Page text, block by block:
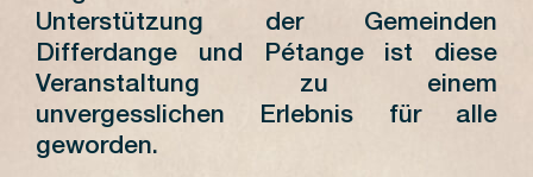
Unterstützung der Gemeinden
Differdange und Pétange ist diese
Veranstaltung zu einem
unvergesslichen Erlebnis für alle
geworden.